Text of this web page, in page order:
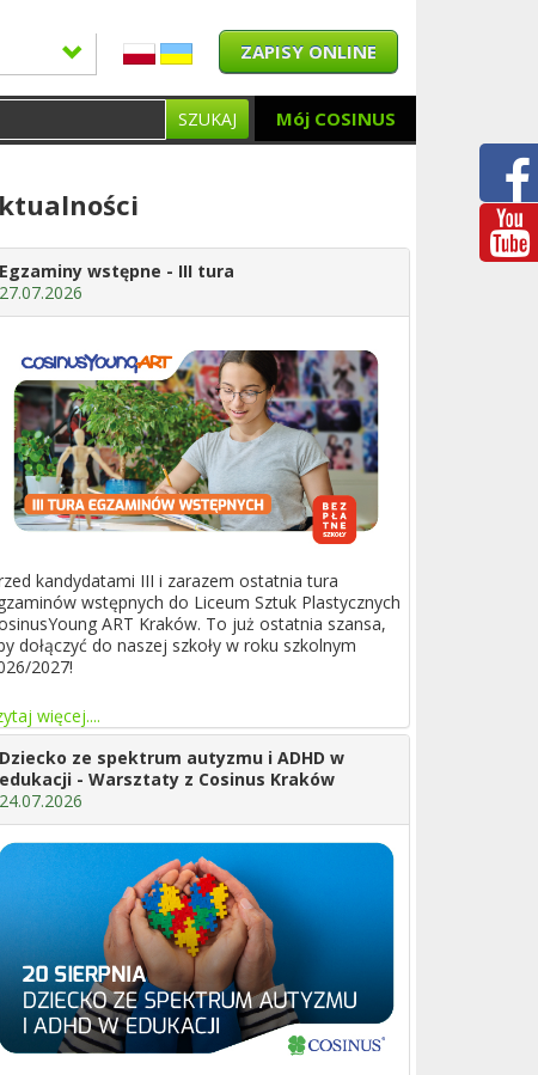
ZAPISY ONLINE
Mój COSINUS
SZUKAJ
Egzaminy wstępne - III tura
27.07.2026
kandydatami III i zarazem ostatnia tura
wstępnych do Liceum Sztuk Plastycznych
ART Kraków. To już ostatnia szansa,
dołączyć do naszej szkoły w roku szkolnym
2027!
więcej....
Dziecko ze spektrum autyzmu i ADHD w
edukacji - Warsztaty z Cosinus Kraków
24.07.2026